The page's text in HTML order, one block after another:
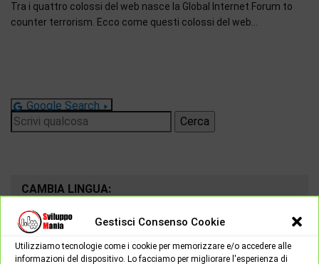
Gestisci Consenso Cookie
Utilizziamo tecnologie come i cookie per memorizzare e/o accedere alle
informazioni del dispositivo. Lo facciamo per migliorare l'esperienza di
Tra i quattro colossi del web nasce la Global Internet Forum to
counter terrorism. Ecco come questi colossi del web…
Google Search
Ricerca
per:
CAMBIA LINGUA: